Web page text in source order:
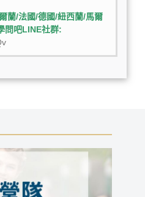
蘭/法國/德國/紐西蘭/馬爾
問吧LINE社群: